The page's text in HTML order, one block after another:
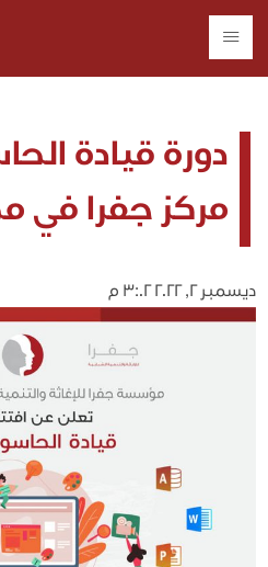
دورة قيادة
مركز جفرا
ديسمبر 2, 2022 3:02 م